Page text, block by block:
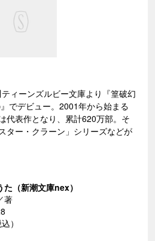
ィーンズルビー文庫より『篁破幻
でデビュー。2001年から始まる
代表作となり、累計620万部。そ
ター・クラーン」シリーズなどが
た（新潮文庫nex）
著
）